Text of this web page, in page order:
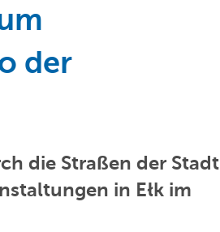
der
die Straßen der Stadt
in Ełk im